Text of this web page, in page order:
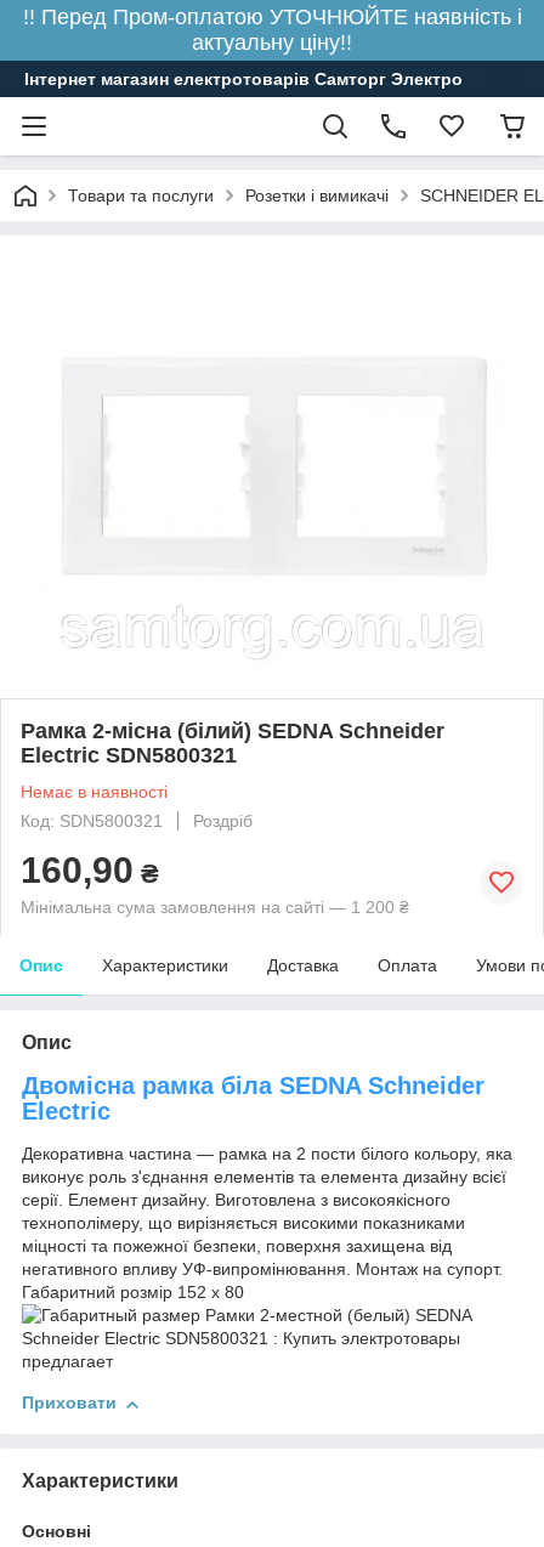
!! Перед Пром-оплатою УТОЧНЮЙТЕ наявність і
актуальну ціну!!
Інтернет магазин електротоварів Самторг Электро
Товари та послуги Розетки і вимикачі SCHNEIDER
Рамка 2-місна (білий) SEDNA Schneider
Electric SDN5800321
Немає в наявності
Код: SDN5800321
Роздріб
160,90 ₴
Мінімальна сума замовлення на сайті — 1 200 ₴
Опис Характеристики Доставка Оплата Умови
Опис
Двомісна рамка біла SEDNA Schneider
Electric
Декоративна частина — рамка на 2 пости білого кольору, яка
виконує роль з'єднання елементів та елемента дизайну всієї
серії. Елемент дизайну. Виготовлена з високоякісного
технополімеру, що вирізняється високими показниками
міцності та пожежної безпеки, поверхня захищена від
негативного впливу УФ-випромінювання. Монтаж на супорт.
Габаритний розмір 152 х 80
Приховати
Характеристики
Основні